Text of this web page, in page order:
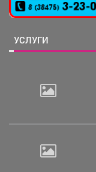
УСЛУГИ